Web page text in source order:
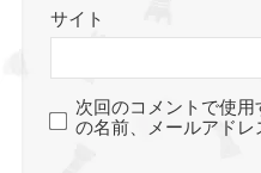
サイト
次回のコメントで使
の名前、メールアドレ